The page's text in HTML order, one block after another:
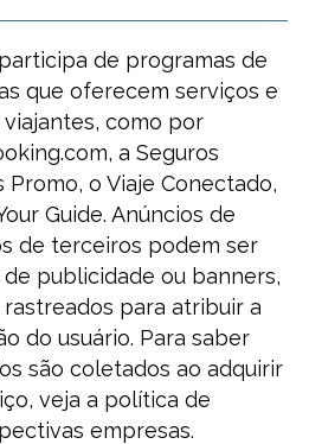
de programas de
que oferecem serviços e
como por
a Seguros
Promo, o Viaje Conectado,
Guide. Anúncios de
de terceiros podem ser
publicidade ou banners,
para atribuir a
do usuário. Para saber
são coletados ao adquirir
veja a política de
empresas.